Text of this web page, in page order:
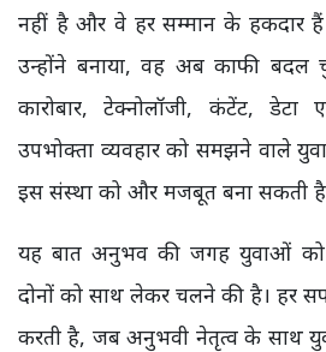
नहीं है और वे हर सम्मान के हकदार
उन्होंने बनाया, वह अब काफी बदल
कारोबार, टेक्नोलॉजी, कंटेंट, डेटा
उपभोक्ता व्यवहार को समझने वाले
इस संस्था को और मजबूत बना सकती
यह बात अनुभव की जगह युवाओं को
दोनों को साथ लेकर चलने की है। हर
करती है, जब अनुभवी नेतृत्व के साथ